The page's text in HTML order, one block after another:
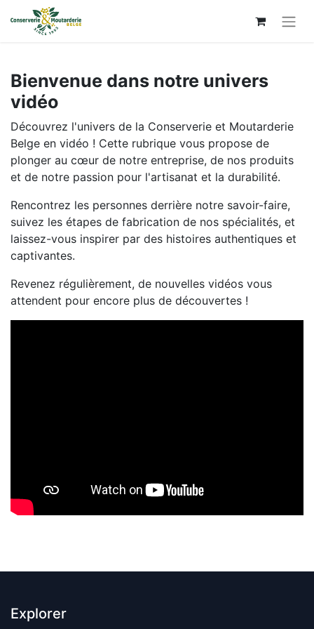
Bienvenue dans notre univers
vidéo
Découvrez l'univers de la Conserverie et Moutarderie
Belge en vidéo ! Cette rubrique vous propose de
plonger au cœur de notre entreprise, de nos produits
et de notre passion pour l'artisanat et la durabilité.
Rencontrez les personnes derrière notre savoir-faire,
suivez les étapes de fabrication de nos spécialités, et
laissez-vous inspirer par des histoires authentiques et
captivantes.
Revenez régulièrement, de nouvelles vidéos vous
attendent pour encore plus de découvertes !
Explorer